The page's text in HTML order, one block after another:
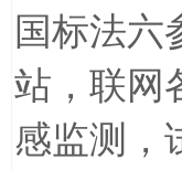
国标法六
站，联网
感监测，